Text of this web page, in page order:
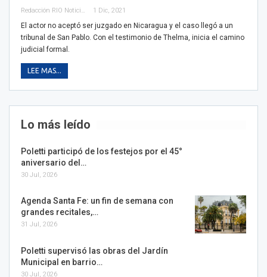
1 Dic, 2021
El actor no aceptó ser juzgado en Nicaragua y el caso llegó a un
tribunal de San Pablo. Con el testimonio de Thelma, inicia el camino
judicial formal.
LEE MAS...
Lo más leído
Poletti participó de los festejos por el 45°
aniversario del…
30 Jul, 2026
Agenda Santa Fe: un fin de semana con
grandes recitales,…
31 Jul, 2026
Poletti supervisó las obras del Jardín
Municipal en barrio…
30 Jul, 2026